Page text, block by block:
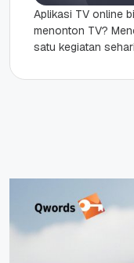
Aplikasi TV online
menonton TV?
satu kegiatan
media...